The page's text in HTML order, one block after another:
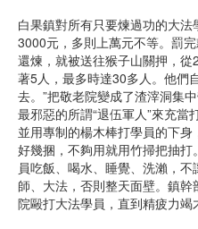
白果鎮對所有只要煉過功的大
3000元，多則上萬元不等。罰
還煉，就被送往猴子山關押，
著5人，最多時達30多人。他們
去。”把敬老院變成了渣滓洞集
最邪惡的所謂“退伍軍人”來充當
並用專制的楊木棒打學員的下
好幾捆，不夠用就用竹掃把抽
員吃飯、喝水、睡覺、洗瀨，
師、大法，否則整天面壁。鎮
院毆打大法學員，直到精疲力竭